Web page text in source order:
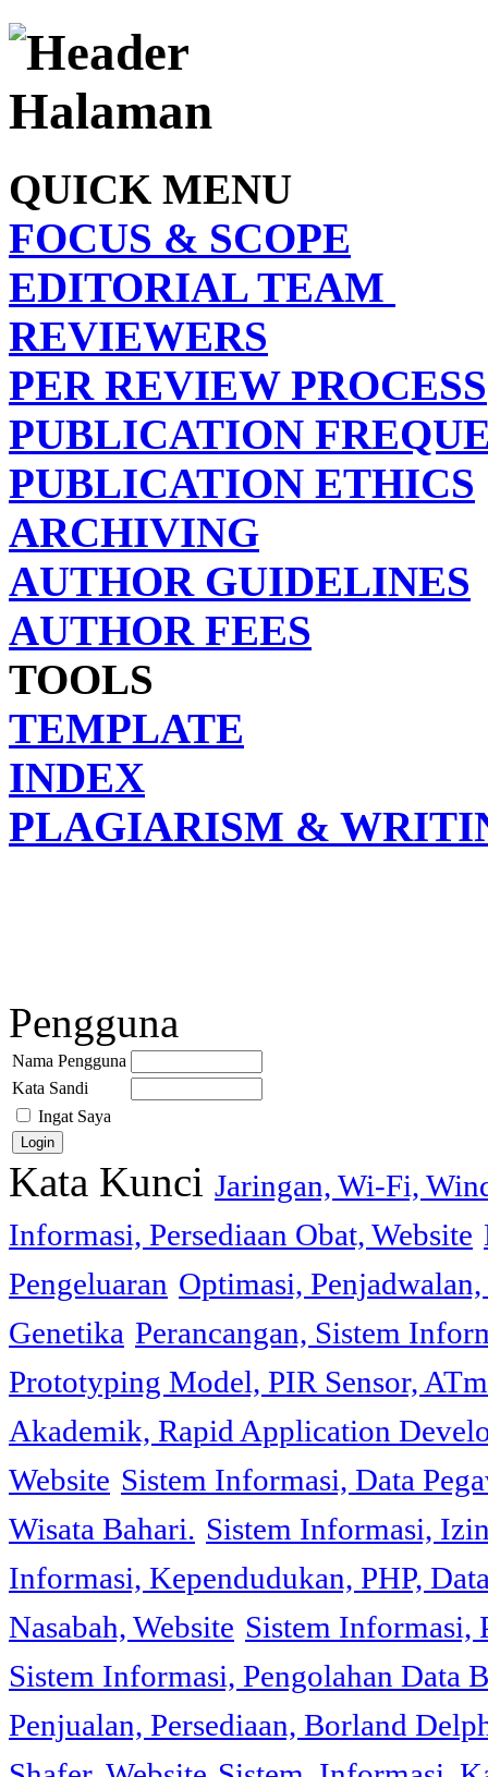
QUICK MENU
FOCUS & SCOPE
EDITORIAL TEAM
REVIEWERS
PER REVIEW PROCESS
PUBLICATION
PUBLICATION ETHICS
ARCHIVING
AUTHOR GUIDELINES
AUTHOR FEES
TOOLS
TEMPLATE
INDEX
PLAGIARISM &
Pengguna
Nama Pengguna
Kata Sandi
Ingat Saya
Kata Kunci Jaringan, Wi-Fi,
Informasi, Persediaan Obat, Website
Pengeluaran Optimasi,
Genetika Perancangan, Sistem
Prototyping Model, PIR Sensor,
Akademik, Rapid Application
Website Sistem Informasi, Data
Wisata Bahari. Sistem Informasi,
Informasi, Kependudukan, PHP,
Nasabah, Website Sistem Informasi,
Sistem Informasi, Pengolahan Data
Penjualan, Persediaan, Borland